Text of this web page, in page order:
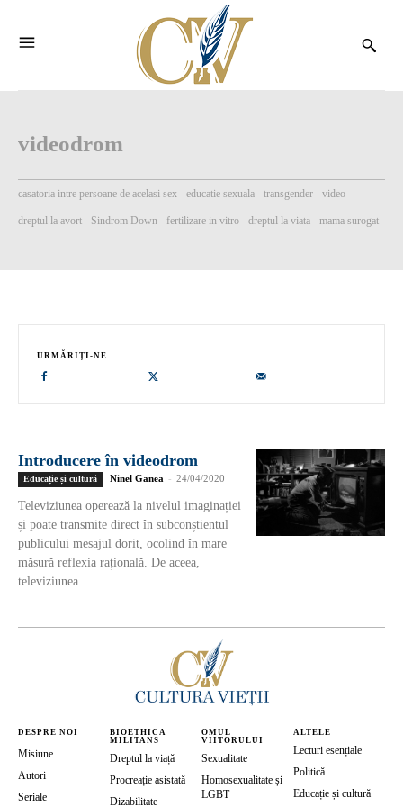
videodrom
casatoria intre persoane de acelasi sex educatie sexuala transgender video
dreptul la avort Sindrom Down fertilizare in vitro dreptul la viata mama surogat
Introducere în videodrom
Educație și cultură Ninel Ganea - 24/04/2020
Televiziunea operează la nivelul imaginației
și poate transmite direct în subconștientul
publicului mesajul dorit, ocolind în mare
măsură reflexia rațională. De aceea,
televiziunea...
URMĂRIȚI-NE
DESPRE NOI
Misiune
Autori
Seriale
BIOETHICA
MILITANS
Dreptul la viață
Procreație asistată
Dizabilitate
OMUL
VIITORULUI
Sexualitate
Homosexualitate și
LGBT
ALTELE
Lecturi esențiale
Politică
Educație și cultură